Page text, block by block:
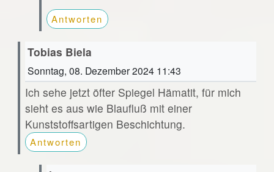
Antworten
Tobias Biela
Sonntag, 08. Dezember 2024 11:43
Ich sehe jetzt öfter Spiegel Hämatit, für mich
sieht es aus wie Blaufluß mit einer
Kunststoffsartigen Beschichtung.
Antworten